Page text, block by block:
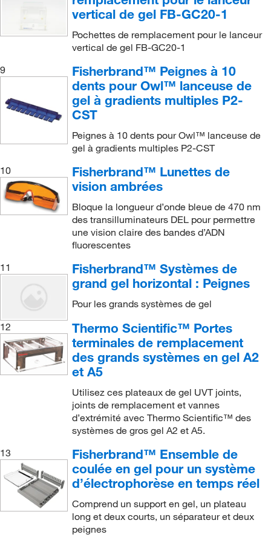
SureCast Plaque de verre(1)
SureCast Système Handcast(2)
SureCast Système de gel vertical(3)
SureLock™ Tandem Midi Gel Tank(1)
Système Midigel horizontal(1)
Système Owl(2)
Système Owl P7-CST(2)
Système de coulage en gel Owl JGC-4(1)
Système de coulage gel Owl JGC-3(1)
Système de lavage de plaques SE 100
Platemate™
Système d’électrophorèse de la série Owl P8(4)
Système d’électrophorèse en grand gel Owl A1
Système d’électrophorèse horizontale HE-plus(5)
Système d’électrophorèse sur grand gel Owl A2 et
Système d’électrophorèse verticale MiniVE
Système d’électrophorèse verticale SE 600, série
SE 400(22)
Système miniGel horizontal
Systèmes d’électrophorèse en temps réel Fisher
Transilluminateurs à DEL bleu(1)
250 ou SE 260 (1)
UBC of the SE 250 or SE 260 Mini Vertical
Electrophoresis Unit(1)
Unité Maxi-Plus SUB25(3)
Unité Mini Sous-Marine HE33
(1)
Peigne préparatoire sans dos (1)
Peigne préparatoire/marqueur(1)
Peigne sans colonne vertébrale(2)
Peigne sans dos(11)
Peigne standard(17)
Peigne à charge rapide(4)
Peignez le dos(1)
Pince à ressort(1)
Plaque de verre(8)
Plaque de verre décalée(1)
Plaque de verre à cadre en U
Plaque de verre à faible fluorescence(3)
Plaque d’alumine encochée(2)
Plaque encochée(1)
Plaque frontale(1)
Plaque à faible fluorescence(1)
Plaque à faible fluorescence à encoche
Plate Separation Tool(1)
Plateau UV(4)
Plateau de course(2)
Plateau de gel(9)
Plateau de lancement(3)
Plateforme de nivellement(1)
Pochette de gel(1)
Porte-plaques de gel
vertical de gel FB-GC20-1
Pochettes de remplacement pour le lanceur
vertical de gel FB-GC20-1
9
Fisherbrand™ Peignes à 10
dents pour Owl™ lanceuse de
gel à gradients multiples P2-
CST
Peignes à 10 dents pour Owl™ lanceuse de
gel à gradients multiples P2-CST
10
Fisherbrand™ Lunettes de
vision ambrées
Bloque la longueur d’onde bleue de 470 nm
des transilluminateurs DEL pour permettre
une vision claire des bandes d’ADN
fluorescentes
11
Fisherbrand™ Systèmes de
grand gel horizontal : Peignes
Pour les grands systèmes de gel
12
Thermo Scientific™ Portes
terminales de remplacement
des grands systèmes en gel A2
et A5
Utilisez ces plateaux de gel UVT joints,
joints de remplacement et vannes
d’extrémité avec Thermo Scientific™ des
systèmes de gros gel A2 et A5.
13
Fisherbrand™ Ensemble de
coulée en gel pour un système
d’électrophorèse en temps réel
Comprend un support en gel, un plateau
long et deux courts, un séparateur et deux
peignes